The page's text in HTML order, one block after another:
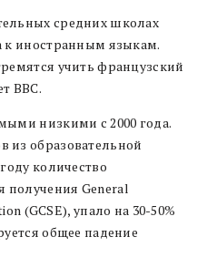
средних школах
к иностранным языкам.
учить французский
BBC.
низкими с 2000 года.
из образовательной
количество
General
(GCSE), упало на 30-50%
общее падение